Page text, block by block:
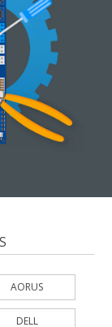
AORUS
DELL